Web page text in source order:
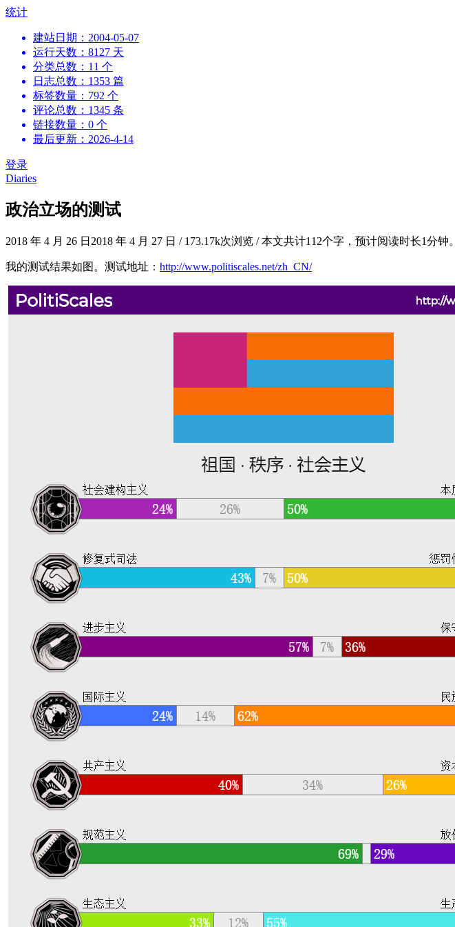
跳
统计
建站日期：2004-05-07
运行天数：8127 天
分类总数：11 个
日志总数：1353 篇
标签数量：792 个
评论总数：1345 条
链接数量：0 个
最后更新：2026-4-14
登录
Diaries
政治立场的测试
2018 年 4 月 26 日 2018 年 4 月 27 日 /173.17k次浏览 /本文共计112个字，预计阅读时长1分钟。
我的测试结果如图。测试地址： http://www.politiscales.net/zh_CN/